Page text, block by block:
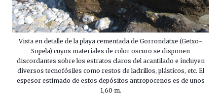
Vista en detalle de la playa cementada de Gorrondatxe (Getxo-
Sopela) cuyos materiales de color oscuro se disponen
discordantes sobre los estratos claros del acantilado e incluyen
diversos tecnofósiles como restos de ladrillos, plásticos, etc. El
espesor estimado de estos depósitos antropocenos es de unos
1,60 m.